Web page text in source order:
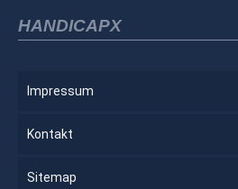
HANDICAPX
Impressum
Kontakt
Sitemap